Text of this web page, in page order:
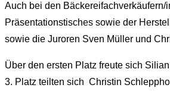
Auch bei den
Präsentationstisches sowie der
sowie die Juroren Sven Müller und
Über den ersten Platz freute sich
3. Platz teilten sich Christin